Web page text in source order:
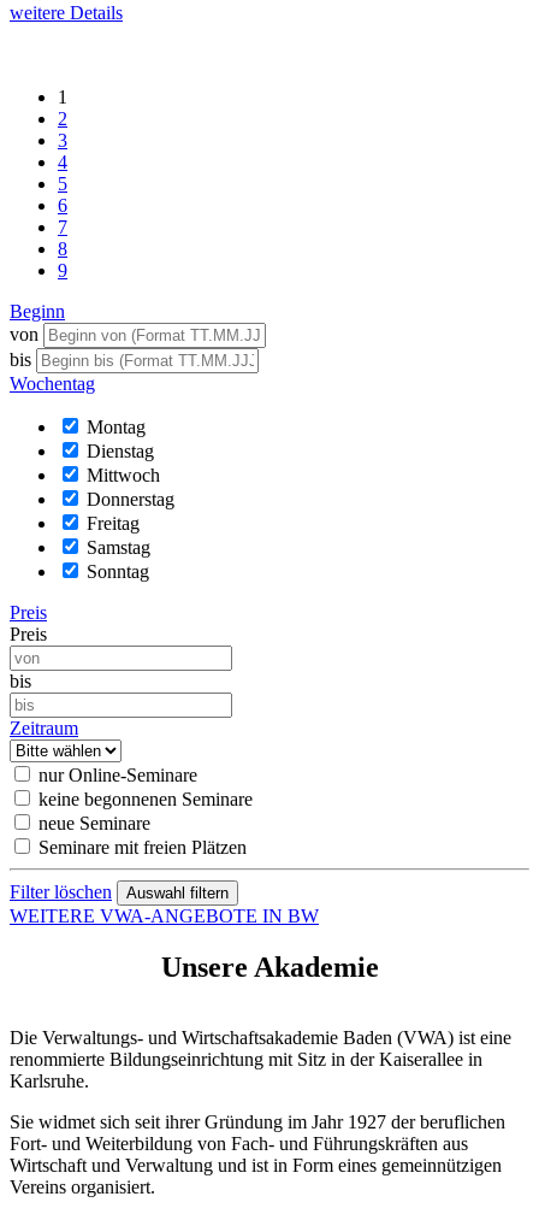
weitere Details
1
2
3
4
5
6
7
8
9
Beginn
von
bis
Wochentag
Montag
Dienstag
Mittwoch
Donnerstag
Freitag
Samstag
Sonntag
Preis
Preis
bis
Zeitraum
nur Online-Seminare
keine begonnenen Seminare
neue Seminare
Seminare mit freien Plätzen
Filter löschen
WEITERE VWA-ANGEBOTE IN BW
Unsere Akademie
Die Verwaltungs- und Wirtschaftsakademie Baden (VWA) ist eine
renommierte Bildungseinrichtung mit Sitz in der Kaiserallee in
Karlsruhe.
Sie widmet sich seit ihrer Gründung im Jahr 1927 der beruflichen
Fort- und Weiterbildung von Fach- und Führungskräften aus
Wirtschaft und Verwaltung und ist in Form eines gemeinnützigen
Vereins organisiert.